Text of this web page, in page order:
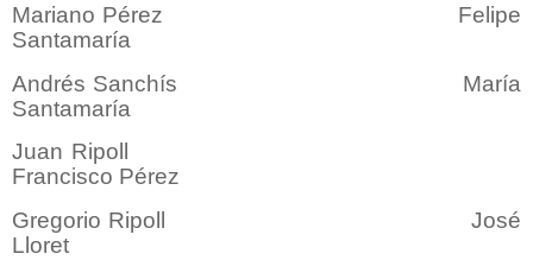
Mariano Pérez Felipe
Santamaría
Andrés Sanchís María
Santamaría
Juan Ripoll
Francisco Pérez
Gregorio Ripoll José
Lloret